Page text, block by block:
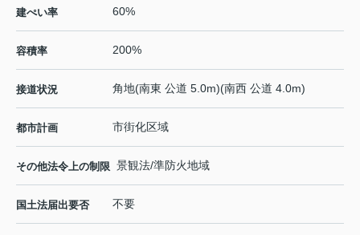
建ぺい率 60%
容積率 200%
接道状況 角地(南東 公道 5.0m)(南西 公道 4.0m)
都市計画 市街化区域
その他法令上の制限 景観法/準防火地域
国土法届出要否 不要